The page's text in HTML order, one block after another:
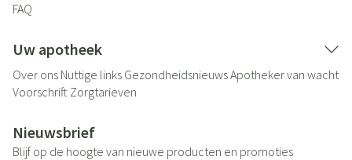
FAQ
Uw apotheek
Over ons Nuttige links GezondheidsnieuwsApotheker van wacht
Voorschrift Zorgtarieven
Nieuwsbrief
Blijf op de hoogte van nieuwe producten en promoties